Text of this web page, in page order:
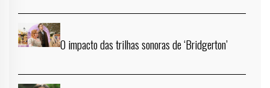
O impacto das trilhas sonoras de ‘Bridgerton’